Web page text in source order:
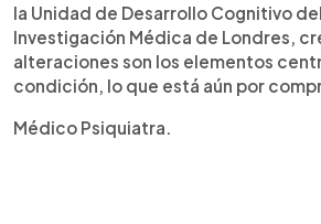
la Unidad de Desarrollo Cognitivo
Investigación Médica de Londres,
alteraciones son los elementos
condición, lo que está aún por
Médico Psiquiatra.